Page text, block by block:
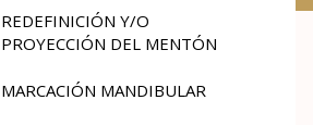
REDEFINICIÓN Y/O
PROYECCIÓN DEL MENTÓN
MARCACIÓN MANDIBULAR